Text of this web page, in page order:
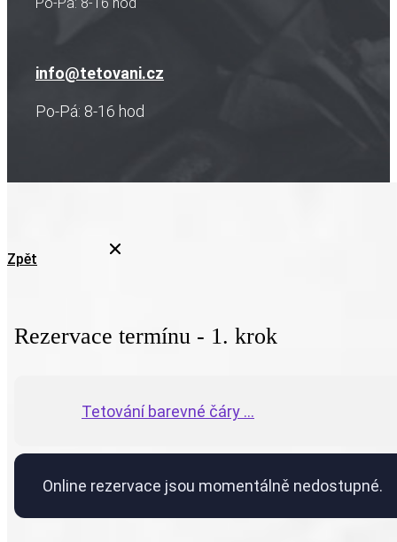
info@tetovani.cz
Po-Pá: 8-16 hod
Zpět
Rezervace termínu - 1. krok
Tetování barevné čáry ...
Online rezervace jsou momentálně nedostupné.